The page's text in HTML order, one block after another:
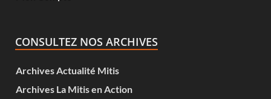
CONSULTEZ NOS ARCHIVES
Archives Actualité Mitis
Archives La Mitis en Action